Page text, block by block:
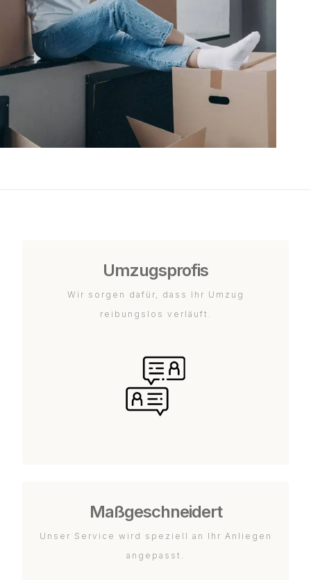
Umzugsprofis
Wir sorgen dafür, dass Ihr Umzug
reibungslos verläuft.
Maßgeschneidert
Unser Service wird speziell an Ihr Anliegen
angepasst.